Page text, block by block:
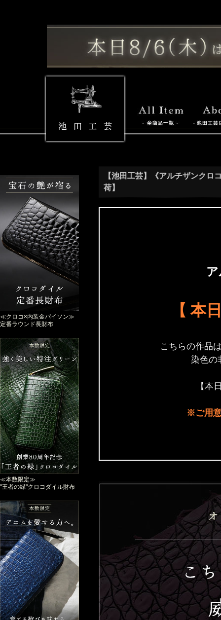
≪クロコ×内装金パイソン≫
定番ラウンド長財布
≪本数限定≫
"王者の緑"クロコダイル財布
【池田工芸】《アルチザンク
荷】
【 本
こちらの作品
染色の
【本
※ご用